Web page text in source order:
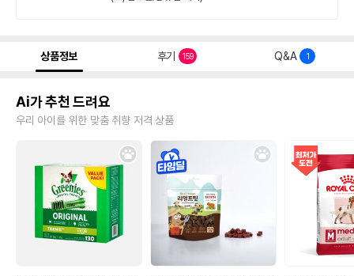
상품정보 후기 159 Q&A 1
Ai가 추천 드려요
우리 아이를 위한 맞춤 취향 저격 상품